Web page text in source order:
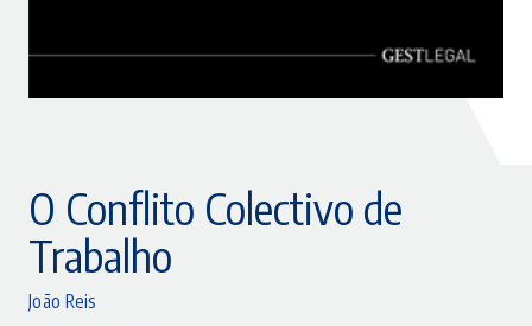
O Conflito Colectivo de
Trabalho
João Reis